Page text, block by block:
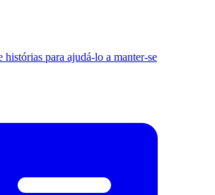
histórias para ajudá-lo a manter-se